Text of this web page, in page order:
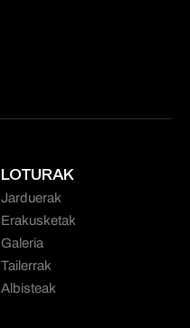
LOTURAK
Jarduerak
Erakusketak
Galeria
Tailerrak
Albisteak